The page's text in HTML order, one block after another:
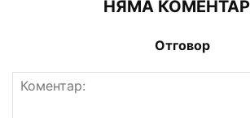
НЯМА
Отговор